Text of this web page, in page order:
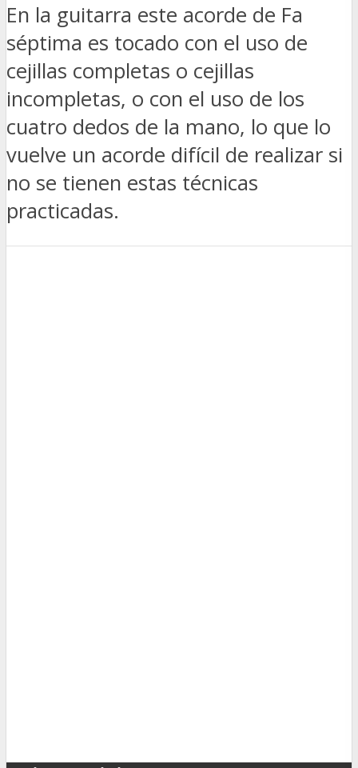
En la guitarra este acorde de Fa
séptima es tocado con el uso de
cejillas completas o cejillas
incompletas, o con el uso de los
cuatro dedos de la mano, lo que lo
vuelve un acorde difícil de realizar si
no se tienen estas técnicas
practicadas.